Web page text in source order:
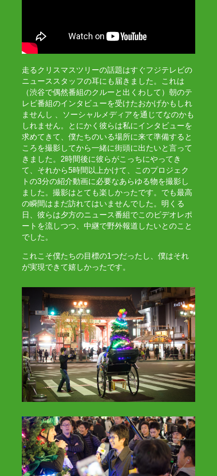
走るクリスマスツリーの話題はすぐフジテレビの
ニューススタッフの耳にも届きました。これは
（渋谷で偶然番組のクルーと出くわして）朝のテ
レビ番組のインタビューを受けたおかげかもしれ
ませんし 、ソーシャルメディアを通じてなのかも
しれません。とにかく彼らは私にインタビューを
求めてきて、僕たちのいる場所に来て準備すると
ころを撮影してから一緒に街頭に出たいと言って
きました。2時間後に彼らがこっちにやってき
て、それから5時間以上かけて、このプロジェク
トの3分の紹介動画に必要なあらゆる物を撮影し
ました。撮影はとても楽しかったです。でも最高
の瞬間はまだ訪れてはいませんでした。明くる
日、彼らは夕方のニュース番組でこのビデオレポ
ートを流しつつ、中継で野外報道したいとのこと
でした。
これこそ僕たちの目標の1つだったし、僕はそれ
が実現できて嬉しかったです。